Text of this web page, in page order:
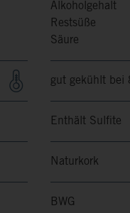
Alkoholgehalt
Restsüße
Säure
gut gekühlt bei
Enthält Sulfite
Naturkork
BWG